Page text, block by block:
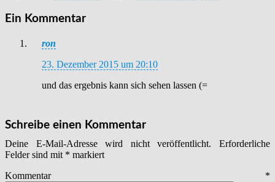
Ein Kommentar
ron
23. Dezember 2015 um 20:10
und das ergebnis kann sich sehen lassen (=
Schreibe einen Kommentar
Deine E-Mail-Adresse wird nicht veröffentlicht.
Erforderliche
Felder sind mit * markiert
Kommentar *